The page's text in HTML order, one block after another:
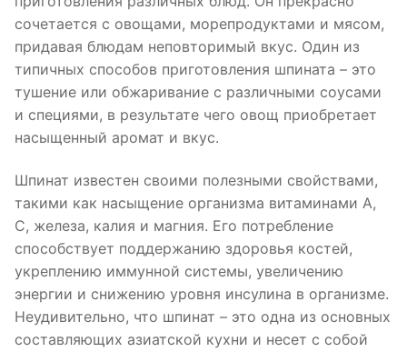
сочетается с овощами, морепродуктами и мясом,
придавая блюдам неповторимый вкус. Один из
типичных способов приготовления шпината – это
тушение или обжаривание с различными соусами
и специями, в результате чего овощ приобретает
насыщенный аромат и вкус.
Шпинат известен своими полезными свойствами,
такими как насыщение организма витаминами А,
С, железа, калия и магния. Его потребление
способствует поддержанию здоровья костей,
укреплению иммунной системы, увеличению
энергии и снижению уровня инсулина в организме.
Неудивительно, что шпинат – это одна из основных
составляющих азиатской кухни и несет с собой